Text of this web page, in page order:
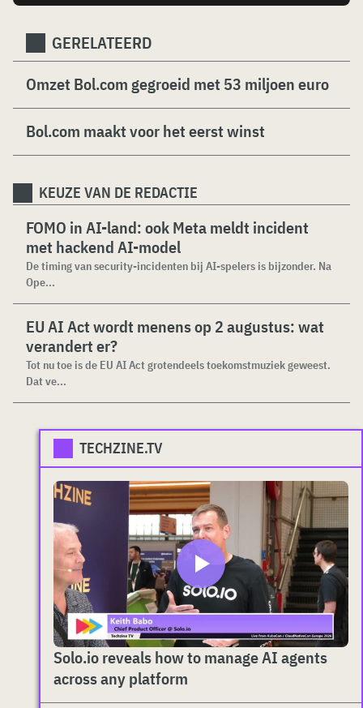
GERELATEERD
Omzet Bol.com gegroeid met 53 miljoen euro
Bol.com maakt voor het eerst winst
KEUZE VAN DE REDACTIE
FOMO in AI-land: ook Meta meldt incident
met hackend AI-model
De timing van security-incidenten bij AI-spelers is bijzonder. Na
Ope...
EU AI Act wordt menens op 2 augustus: wat
verandert er?
Tot nu toe is de EU AI Act grotendeels toekomstmuziek geweest.
Dat ve...
TECHZINE.TV
Solo.io reveals how to manage AI agents
across any platform